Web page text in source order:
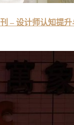
– 设计师认知提